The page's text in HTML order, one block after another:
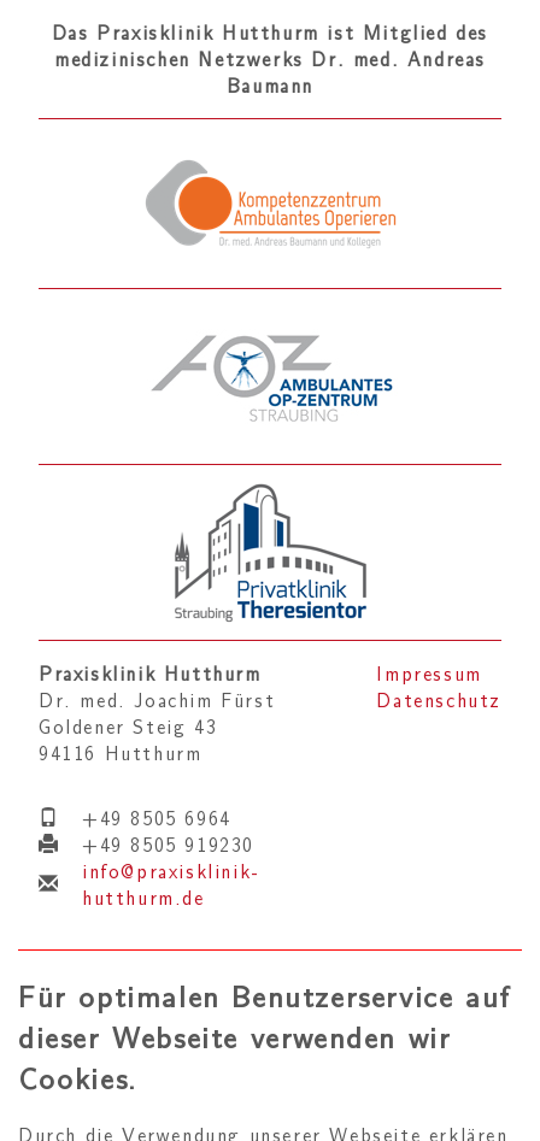
Das Praxisklinik Hutthurm ist Mitglied des
medizinischen Netzwerks Dr. med. Andreas
Baumann
Praxisklinik Hutthurm
Dr. med. Joachim Fürst
Goldener Steig 43
94116 Hutthurm
+49 8505 6964
+49 8505 919230
info@praxisklinik-
hutthurm.de
Impressum
Datenschutz
Für optimalen Benutzerservice auf
dieser Webseite verwenden wir
Cookies.
Durch die Verwendung unserer Webseite erklären